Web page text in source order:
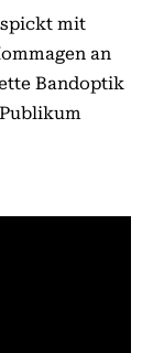
mit
an
Bandoptik